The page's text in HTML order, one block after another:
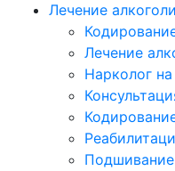
Лечение
Лечение
Нарколог
Подшивание